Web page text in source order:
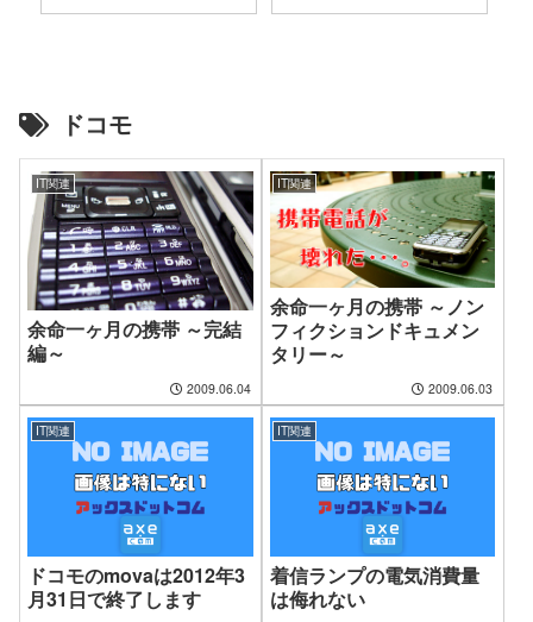
ドコモ
IT関連
余命一ヶ月の携帯 ～完結
編～
2009.06.04
IT関連
余命一ヶ月の携帯 ～ノン
フィクションドキュメン
タリー～
2009.06.03
IT関連
ドコモのmovaは2012年3
月31日で終了します
IT関連
着信ランプの電気消費量
は侮れない